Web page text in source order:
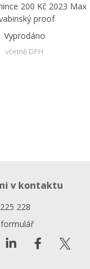
200 Kč 2023 Max
proof
Vyprodáno
včetně DPH
v kontaktu
228